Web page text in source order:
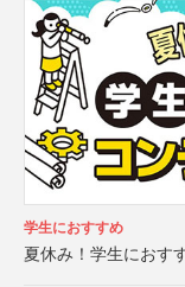
学生におすすめ
夏休み！学生におす